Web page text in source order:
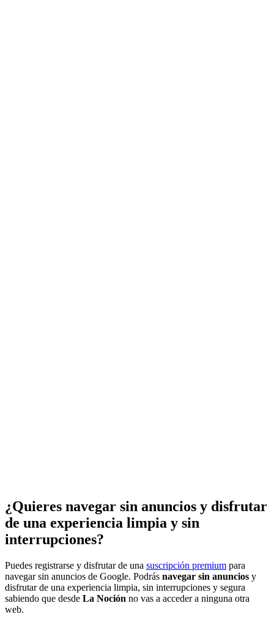
¿Quieres navegar sin anuncios y disfrutar
de una experiencia limpia y sin
interrupciones?
Puedes registrarse y disfrutar de una suscripción premium para
navegar sin anuncios de Google. Podrás navegar sin anuncios y
disfrutar de una experiencia limpia, sin interrupciones y segura
sabiendo que desde La Noción no vas a acceder a ninguna otra
web.